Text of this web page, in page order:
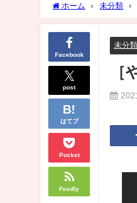
ホーム 未分類
Facebook
post
はてブ
Pocket
Feedly
未分類
［